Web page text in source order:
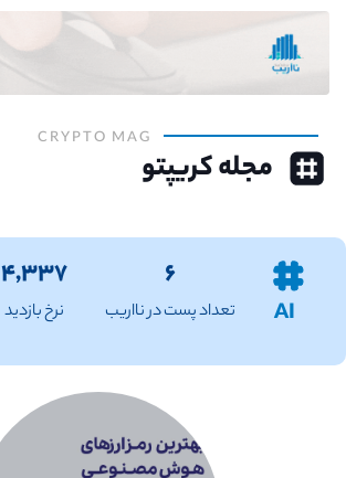
CRYPTO MAG
مجله کریپتو
AI
۶
تعداد پست در نااریب
۴,۳۳۷
نرخ بازدید